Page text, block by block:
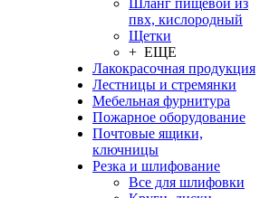
Шланг пищевой из
пвх, кислородный
Щетки
+ ЕЩЕ
Лакокрасочная продукция
Лестницы и стремянки
Мебельная фурнитура
Пожарное оборудование
Почтовые ящики,
ключницы
Резка и шлифование
Все для шлифовки